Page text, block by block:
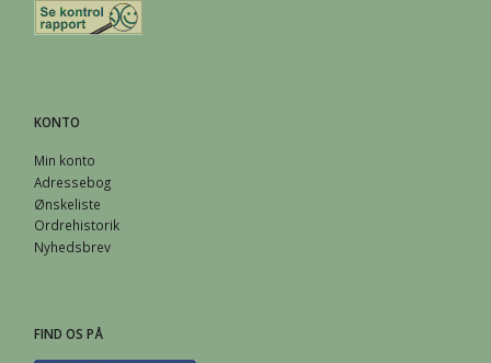
KONTO
Min konto
Adressebog
Ønskeliste
Ordrehistorik
Nyhedsbrev
FIND OS PÅ